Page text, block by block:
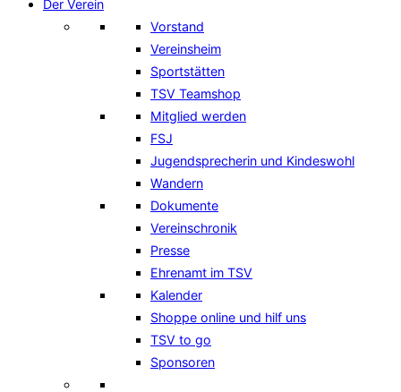
Der Verein
Vorstand
Vereinsheim
Sportstätten
TSV Teamshop
Mitglied werden
FSJ
Jugendsprecherin und Kindeswohl
Wandern
Dokumente
Vereinschronik
Presse
Ehrenamt im TSV
Kalender
Shoppe online und hilf uns
TSV to go
Sponsoren